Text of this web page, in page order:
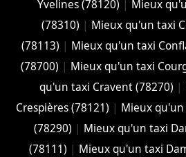
Yvelines (78120) | Mieux
(78310) | Mieux qu'un taxi
(78113) | Mieux qu'un taxi
(78700) | Mieux qu'un taxi
qu'un taxi Cravent (78270) |
Crespières (78121) | Mieux qu'un
(78290) | Mieux qu'un taxi
(78111) | Mieux qu'un taxi